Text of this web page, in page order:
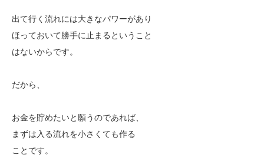
出て行く流れには大きなパワーがあり
ほっておいて勝手に止まるということ
はないからです。
だから、
お金を貯めたいと願うのであれば、
まずは入る流れを小さくても作る
ことです。